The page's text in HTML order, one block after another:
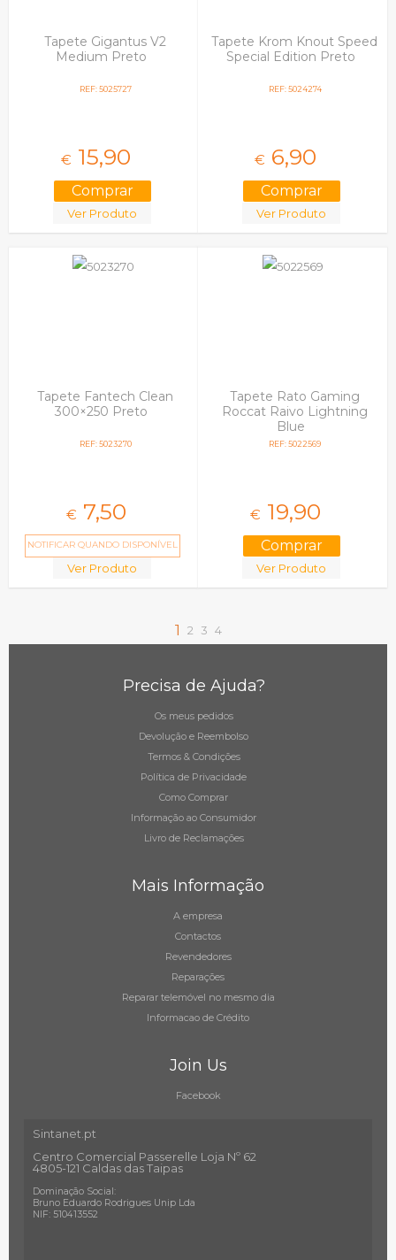
Tapete Gigantus V2
Medium Preto
REF: 5025727
€ 15,90
Ver Produto
Tapete Krom Knout Speed
Special Edition Preto
REF: 5024274
€ 6,90
Ver Produto
Tapete Fantech Clean
300×250 Preto
REF: 5023270
€ 7,50
NOTIFICAR QUANDO DISPONÍVEL
Ver Produto
Tapete Rato Gaming
Roccat Raivo Lightning
Blue
REF: 5022569
€ 19,90
Ver Produto
1 2 3 4
Precisa de Ajuda?
Os meus pedidos
Devolução e Reembolso
Termos & Condições
Política de Privacidade
Como Comprar
Informação ao Consumidor
Livro de Reclamações
Mais Informação
A empresa
Contactos
Revendedores
Reparações
Reparar telemóvel no mesmo dia
Informacao de Crédito
Join Us
Facebook
Sintanet.pt
Centro Comercial Passerelle Loja Nº 62
4805-121 Caldas das Taipas
Dominação Social:
Bruno Eduardo Rodrigues Unip Lda
NIF: 510413552